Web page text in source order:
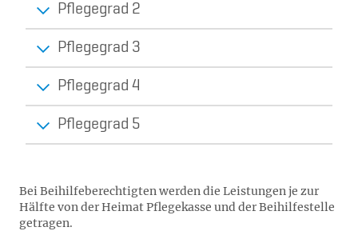
Pflegegrad 2
Pflegegrad 3
Pflegegrad 4
Pflegegrad 5
Bei Beihilfeberechtigten werden die Leistungen je zur
Hälfte von der Heimat Pflegekasse und der Beihilfestelle
getragen.